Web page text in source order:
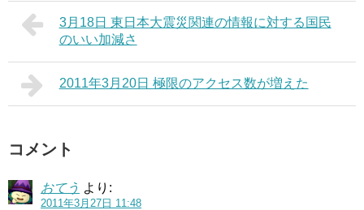
3月18日 東日本大震災関連の情報に対する国民
のいい加減さ
2011年3月20日 極限のアクセス数が増えた
コメント
おてう より:
2011年3月27日 11:48